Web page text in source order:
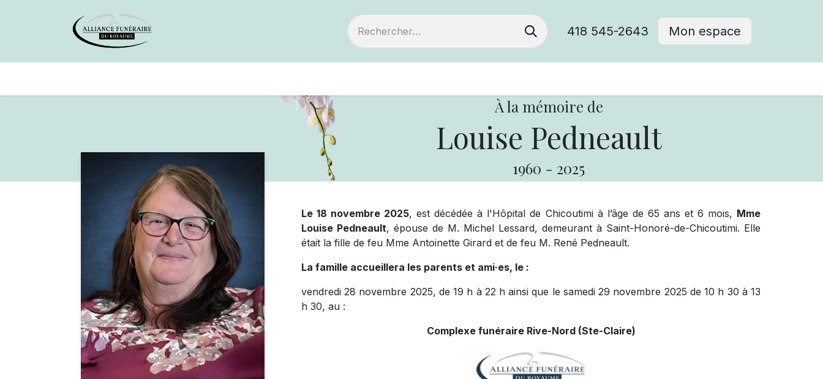
418 545-2643 Mon espace
À la mémoire de
Louise Pedneault
1960 - 2025
Le 18 novembre 2025, est décédée à l'Hôpital de Chicoutimi à l’âge de 65 ans et 6 mois, Mme
Louise Pedneault, épouse de M. Michel Lessard, demeurant à Saint-Honoré-de-Chicoutimi. Elle
était la fille de feu Mme Antoinette Girard et de feu M. René Pedneault.
La famille accueillera les parents et ami·es, le :
vendredi 28 novembre 2025, de 19 h à 22 h ainsi que le samedi 29 novembre 2025 de 10 h 30 à 13
h 30, au :
Complexe funéraire Rive-Nord (Ste-Claire)